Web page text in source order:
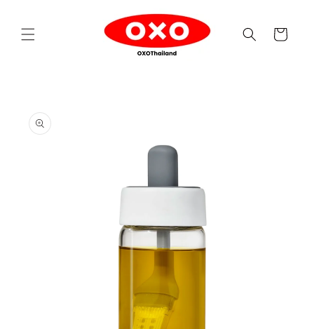
Cart
product
information